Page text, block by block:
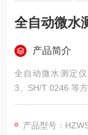
全自动微水
产品简介
全自动微水测定
3、SH/T 0246 等
不同的液体中微量
药等部门。可快
产品型号：